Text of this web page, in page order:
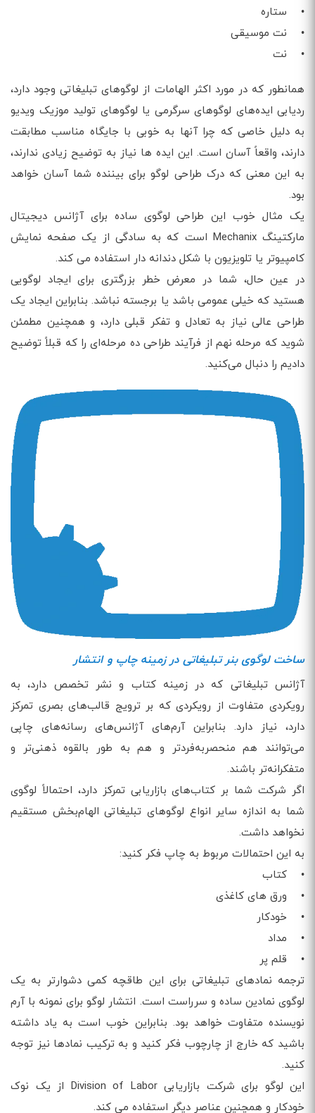
• ستاره
• نت موسیقی
• نت
همانطور که در مورد اکثر الهامات از لوگوهای تبلیغاتی وجود دارد،
ردیابی ایده‌های لوگوهای سرگرمی یا لوگوهای تولید موزیک ویدیو
به دلیل خاصی که چرا آنها به خوبی با جایگاه مناسب مطابقت
دارند، واقعاً آسان است. این ایده ها نیاز به توضیح زیادی ندارند،
به این معنی که درک طراحی لوگو برای بیننده شما آسان خواهد
بود.
یک مثال خوب این طراحی لوگوی ساده برای آژانس دیجیتال
مارکتینگ Mechanix است که به سادگی از یک صفحه نمایش
کامپیوتر یا تلویزیون با شکل دندانه دار استفاده می کند.
در عین حال، شما در معرض خطر بزرگتری برای ایجاد لوگویی
هستید که خیلی عمومی باشد یا برجسته نباشد. بنابراین ایجاد یک
طراحی عالی نیاز به تعادل و تفکر قبلی دارد، و همچنین مطمئن
شوید که مرحله نهم از فرآیند طراحی ده مرحله‌ای را که قبلاً توضیح
دادیم را دنبال می‌کنید.
ساخت لوگوی بنر تبلیغاتی در زمینه چاپ و انتشار
آژانس تبلیغاتی که در زمینه کتاب و نشر تخصص دارد، به
رویکردی متفاوت از رویکردی که بر ترویج قالب‌های بصری تمرکز
دارد، نیاز دارد. بنابراین آرم‌های آژانس‌های رسانه‌های چاپی
می‌توانند هم منحصربه‌فردتر و هم به طور بالقوه ذهنی‌تر و
متفکرانه‌تر باشند.
اگر شرکت شما بر کتاب‌های بازاریابی تمرکز دارد، احتمالاً لوگوی
شما به اندازه سایر انواع لوگوهای تبلیغاتی الهام‌بخش مستقیم
نخواهد داشت.
به این احتمالات مربوط به چاپ فکر کنید:
• کتاب
• ورق های کاغذی
• خودکار
• مداد
• قلم پر
ترجمه نمادهای تبلیغاتی برای این طاقچه کمی دشوارتر به یک
لوگوی نمادین ساده و سرراست است. انتشار لوگو برای نمونه با آرم
نویسنده متفاوت خواهد بود. بنابراین خوب است به یاد داشته
باشید که خارج از چارچوب فکر کنید و به ترکیب نمادها نیز توجه
کنید.
این لوگو برای شرکت بازاریابی Division of Labor از یک نوک
خودکار و همچنین عناصر دیگر استفاده می کند.